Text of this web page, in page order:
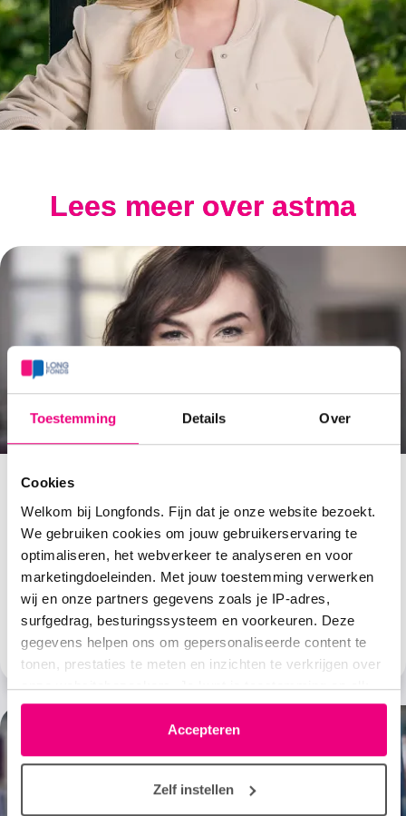
Toestemming Details Over
Cookies
Welkom bij Longfonds. Fijn dat je onze website bezoekt.
We gebruiken cookies om jouw gebruikerservaring te
optimaliseren, het webverkeer te analyseren en voor
marketingdoeleinden. Met jouw toestemming verwerken
wij en onze partners gegevens zoals je IP-adres,
surfgedrag, besturingssysteem en voorkeuren. Deze
gegevens helpen ons om gepersonaliseerde content te
tonen, prestaties te meten en inzichten te verkrijgen over
onze websitebezoekers. Je kunt je toestemming op elk
moment wijzigen of intrekken via het cookie-icoontje
linksonder elke pagina. De lijst met partners is te vinden
in het tabblad “details”.
Accepteren
Zelf instellen
Lees meer over astma
Soorten astma
Er zijn verschillende soorten astma, zoals allergisch
astma, niet-allergisch astma, inspanningsastma en
ernstig astma.
Lees verder